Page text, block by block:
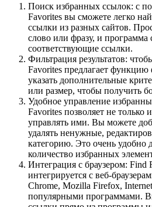
Поиск избранных ссылок: с
Favorites вы сможете легко
ссылки из разных сайтов.
слово или фразу, и программа
соответствующие ссылки.
Фильтрация результатов:
Favorites предлагает
указать дополнительные
или размер, чтобы получить
Удобное управление
Favorites позволяет не только
управлять ими. Вы можете
удалять ненужные,
категорию. Это очень удобно
количество избранных
Интеграция с браузером: Find
интегрируется с веб-
Chrome, Mozilla Firefox,
популярными программами.